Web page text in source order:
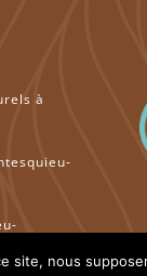
à
site, nous